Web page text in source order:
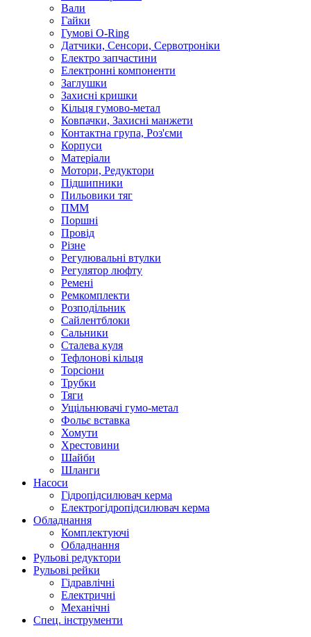
Вали
Гайки
Гумові O-Ring
Датчики, Сенсори, Сервотроніки
Електро запчастини
Електронні компоненти
Заглушки
Захисні кришки
Кільця гумово-метал
Ковпачки, Захисні манжети
Контактна група, Роз'єми
Корпуси
Матеріали
Мотори, Редуктори
Підшипники
Пильовики тяг
ПММ
Поршні
Провід
Різне
Регулювальні втулки
Регулятор люфту
Ремені
Ремкомплекти
Розподільник
Сайлентблоки
Сальники
Сталева куля
Тефлонові кільця
Торсіони
Трубки
Тяги
Ущільнювачі гумо-метал
Фольє вставка
Хомути
Хрестовини
Шайби
Шланги
Насоси
Гідропідсилювач керма
Електрогідропідсилювач керма
Обладнання
Комплектуючі
Обладнання
Рульові редуктори
Рульові рейки
Гідравлічні
Електричні
Механічні
Спец. інструменти